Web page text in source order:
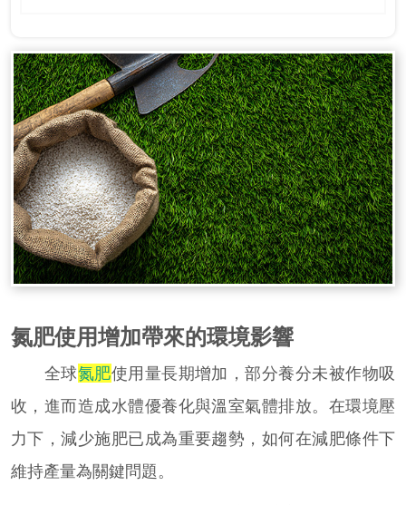
氮肥使用增加帶來的環境影響
全球氮肥使用量長期增加，部分養分未被作物吸
收，進而造成水體優養化與溫室氣體排放。在環境壓
力下，減少施肥已成為重要趨勢，如何在減肥條件下
維持產量為關鍵問題。